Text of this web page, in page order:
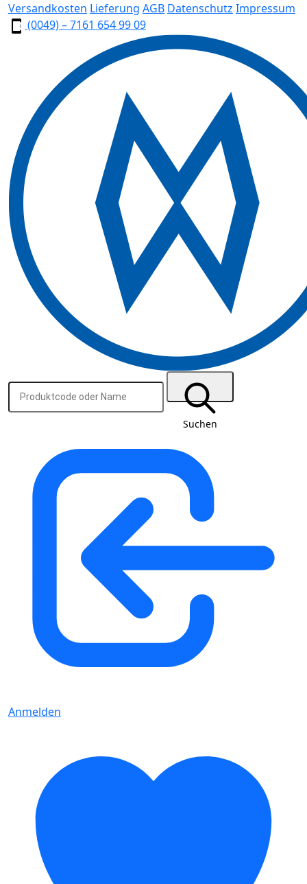
Versandkosten Lieferung AGB Datenschutz Impressum
(0049) – 7161 654 99 09
Suchen
Anmelden